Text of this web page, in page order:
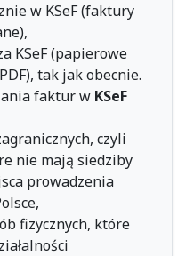
w KSeF (faktury
KSeF (papierowe
tak jak obecnie.
faktur w KSeF
czyli
nie mają siedziby
prowadzenia
fizycznych, które